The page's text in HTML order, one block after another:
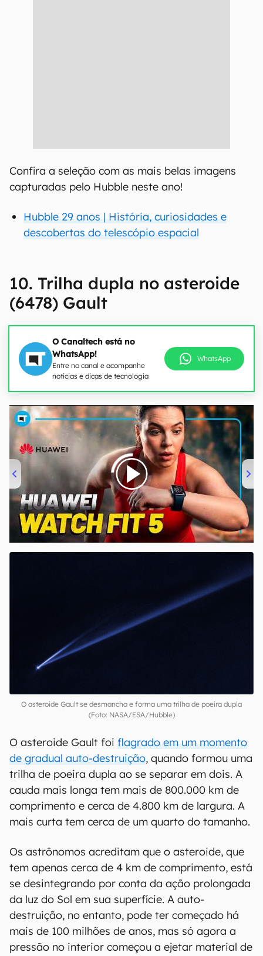
Confira a seleção com as mais belas imagens
capturadas pelo Hubble neste ano!
Hubble 29 anos | História, curiosidades e
descobertas do telescópio espacial
10. Trilha dupla no asteroide
(6478) Gault
O Canaltech está no
WhatsApp!
Entre no canal e acompanhe
notícias e dicas de tecnologia
WhatsApp
00:00/04:51
O asteroide Gault se desmancha e forma uma trilha de poeira dupla
(Foto: NASA/ESA/Hubble)
O asteroide Gault foi flagrado em um momento
de gradual auto-destruição, quando formou uma
trilha de poeira dupla ao se separar em dois. A
cauda mais longa tem mais de 800.000 km de
comprimento e cerca de 4.800 km de largura. A
mais curta tem cerca de um quarto do tamanho.
Os astrônomos acreditam que o asteroide, que
tem apenas cerca de 4 km de comprimento, está
se desintegrando por conta da ação prolongada
da luz do Sol em sua superfície. A auto-
destruição, no entanto, pode ter começado há
mais de 100 milhões de anos, mas só agora a
pressão no interior começou a ejetar material de